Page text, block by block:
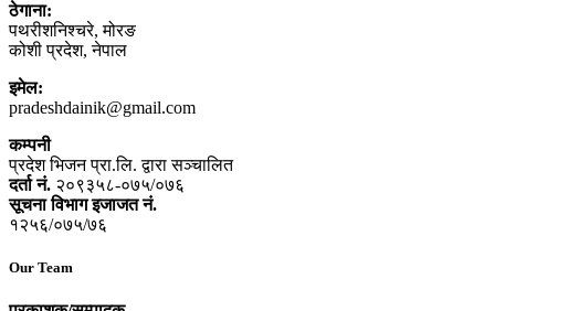
ठेगाना:
पथरीशनिश्‍चरे, मोरङ
कोशी प्रदेश, नेपाल
इमेल:
pradeshdainik@gmail.com
कम्पनी
प्रदेश भिजन प्रा.लि. द्वारा सञ्‍चालित
दर्ता नं. २०९३५८-०७५/०७६
सूचना विभाग इजाजत नं.
१२५६/०७५/७६
Our Team